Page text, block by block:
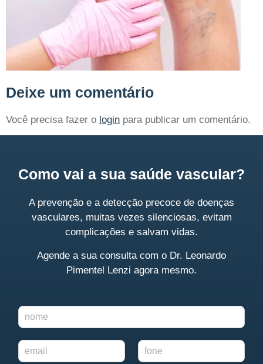
Deixe um comentário
Você precisa fazer o login para publicar um comentário.
Como vai a sua saúde vascular?
A prevenção e a detecção precoce de doenças
vasculares, muitas vezes silenciosas, evitam
complicações e salvam vidas.
Agende a sua consulta com o Dr. Leonardo
Pimentel Lenzi agora mesmo.
N
o
e
*
E
-
F
o